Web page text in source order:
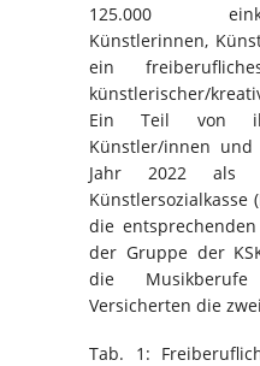
125.000
Künstlerinnen,
ein
künstlerischer/
Ein Teil von
Künstler/innen
Jahr 2022 als
Künstlersozialkasse
die
der Gruppe der
die
Versicherten die
Tab. 1: